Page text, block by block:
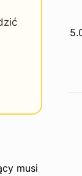
musi